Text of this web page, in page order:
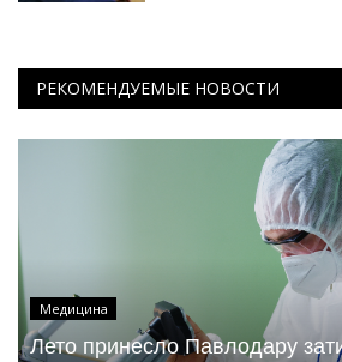
РЕКОМЕНДУЕМЫЕ НОВОСТИ
Медицина
Лето принесло Павлодару